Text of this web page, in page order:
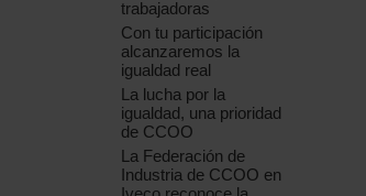
trabajadoras
Con tu participación
alcanzaremos la
igualdad real
La lucha por la
igualdad, una prioridad
de CCOO
La Federación de
Industria de CCOO en